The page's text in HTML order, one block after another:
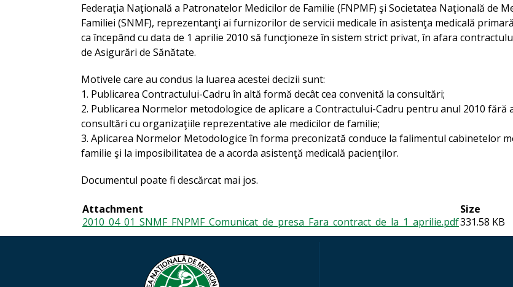
Federaţia Naţională a Patronatelor Medicilor de Familie (FNPMF) şi Societatea Naţională de
Familiei (SNMF), reprezentanţi ai furnizorilor de servicii medicale în asistenţa medicală
ca începând cu data de 1 aprilie 2010 să funcţioneze în sistem strict privat, în afara
de Asigurări de Sănătate.
Motivele care au condus la luarea acestei decizii sunt:
1. Publicarea Contractului-Cadru în altă formă decât cea convenită la consultări;
2. Publicarea Normelor metodologice de aplicare a Contractului-Cadru pentru anul 2010 fără
consultări cu organizaţiile reprezentative ale medicilor de familie;
3. Aplicarea Normelor Metodologice în forma preconizată conduce la falimentul cabinetelor
familie şi la imposibilitatea de a acorda asistenţă medicală pacienţilor.
Documentul poate fi descărcat mai jos.
Attachment
Size
2010_04_01_SNMF_FNPMF_Comunicat_de_presa_Fara_contract_de_la_1_aprilie.pdf331.58 KB